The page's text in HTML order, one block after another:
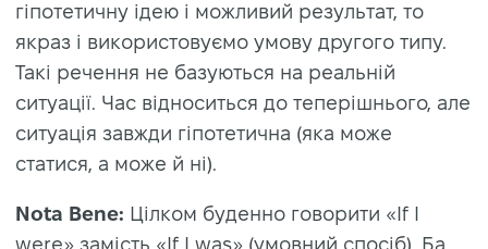
гіпотетичну ідею і можливий результат, то
якраз і використовуємо умову другого типу.
Такі речення не базуються на реальній
ситуації. Час відноситься до теперішнього, але
ситуація завжди гіпотетична (яка може
статися, а може й ні).
Nota Bene: Цілком буденно говорити «If I
were» замість «If I was» (умовний спосіб). Ба